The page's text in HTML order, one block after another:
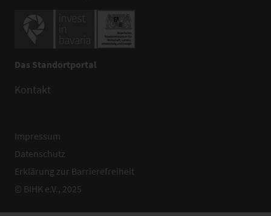
Das Standortportal
Kontakt
Impressum
Datenschutz
Erklärung zur Barrierefreiheit
© BIHK e.V., 2025